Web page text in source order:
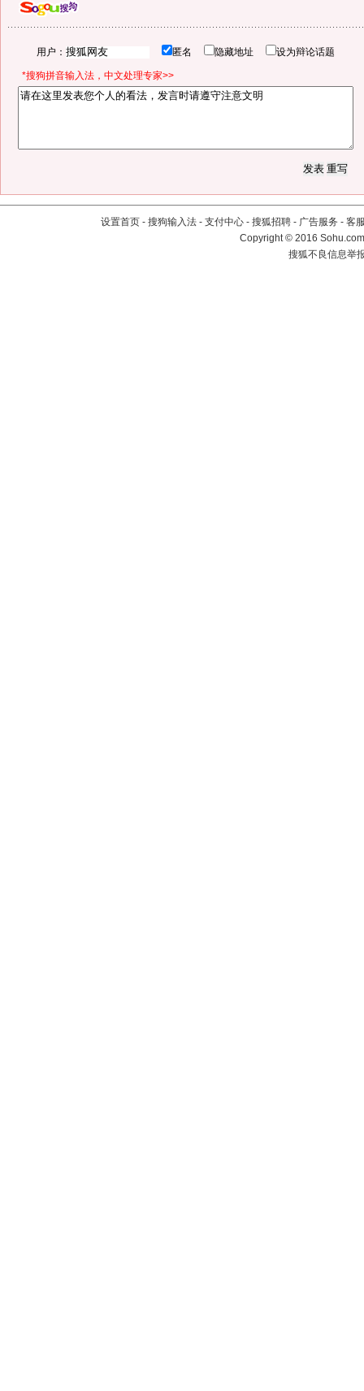
用户： 匿名 隐藏地址 设为辩论话题
*搜狗拼音输入法，中文处理专家>>
设置首页 - 搜狗输入法 - 支付中心 - 搜狐招聘 - 广告服务 - 客
Copyright©2016
搜狐不良信息举